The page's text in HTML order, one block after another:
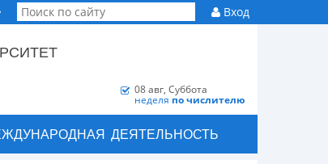
Вход
08 авг, Суббота
неделя по числителю
ДЕЯТЕЛЬНОСТЬ